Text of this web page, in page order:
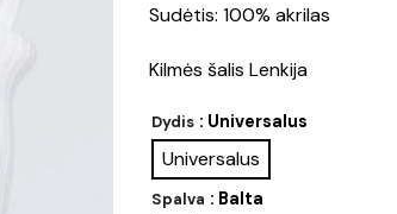
Sudėtis: 100% akrilas
Kilmės šalis Lenkija
Dydis : Universalus
Universalus
Spalva : Balta